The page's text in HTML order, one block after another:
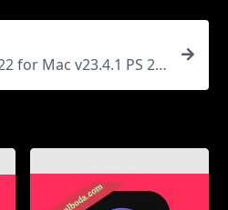
for Mac v23.4.1 PS 20